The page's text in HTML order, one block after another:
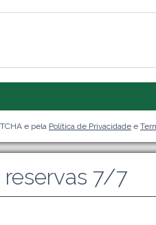
e pela Política de Privacidade e
7/7